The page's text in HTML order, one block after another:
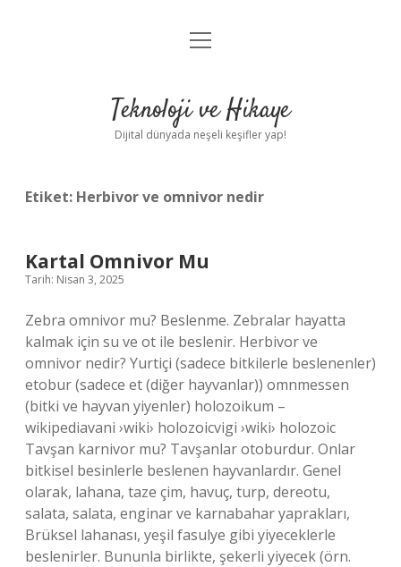
Anasayfa
Yasal Uyarı
menüyü
Teknoloji ve Hikaye
Dijital dünyada neşeli keşifler yap!
Etiket: Herbivor ve omnivor nedir
Kartal Omnivor Mu
Tarih: Nisan 3, 2025
Zebra omnivor mu? Beslenme. Zebralar hayatta
kalmak için su ve ot ile beslenir. Herbivor ve
omnivor nedir? Yurtiçi (sadece bitkilerle beslenenler)
etobur (sadece et (diğer hayvanlar)) omnmessen
(bitki ve hayvan yiyenler) holozoikum –
wikipediavani ›wiki› holozoicvigi ›wiki› holozoic
Tavşan karnivor mu? Tavşanlar otoburdur. Onlar
bitkisel besinlerle beslenen hayvanlardır. Genel
olarak, lahana, taze çim, havuç, turp, dereotu,
salata, salata, enginar ve karnabahar yaprakları,
Brüksel lahanası, yeşil fasulye gibi yiyeceklerle
beslenirler. Bununla birlikte, şekerli yiyecek (örn.